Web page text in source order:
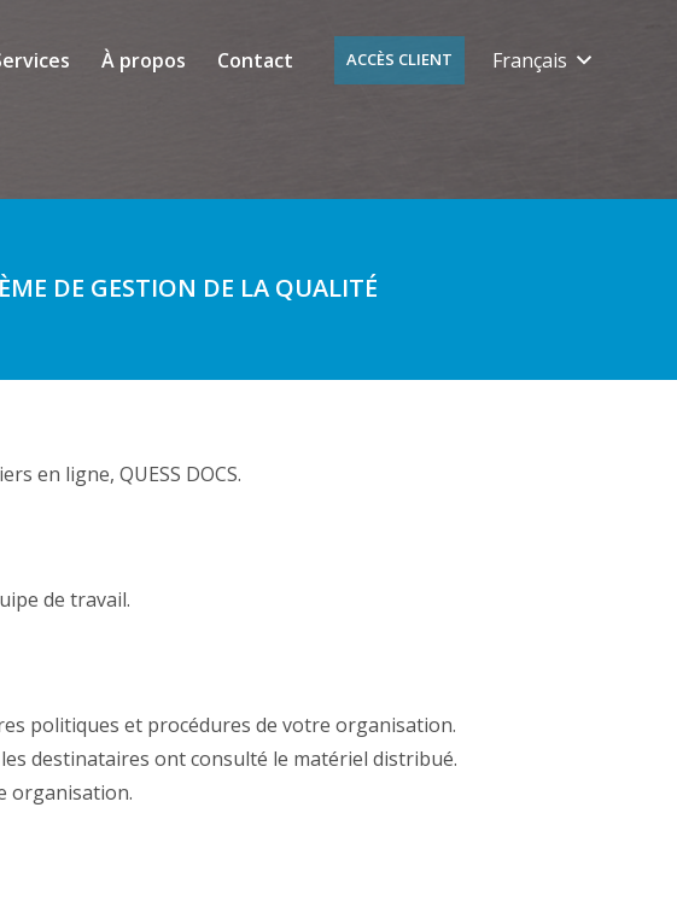
À propos Contact ACCÈS CLIENT Français
DE GESTION DE LA QUALITÉ
en ligne, QUESS DOCS.
de travail.
politiques et procédures de votre organisation.
destinataires ont consulté le matériel distribué.
organisation.